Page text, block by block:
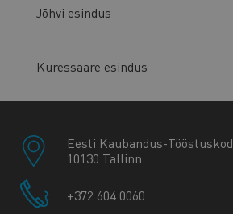
Jõhvi esindus
Kuressaare esindus
Eesti Kaubandus-
10130 Tallinn
+372 604 0060